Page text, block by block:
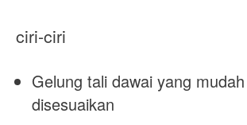
ciri-ciri
Gelung tali dawai yang
disesuaikan